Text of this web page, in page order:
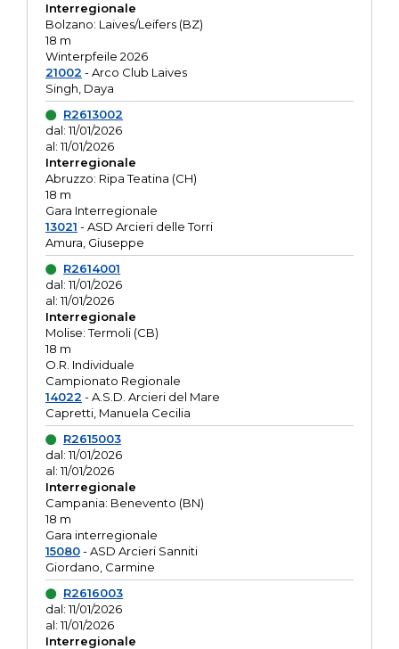
Interregionale
Bolzano: Laives/Leifers (BZ)
18 m
Winterpfeile 2026
21002 - Arco Club Laives
Singh, Daya
R2613002
dal: 11/01/2026
al: 11/01/2026
Interregionale
Abruzzo: Ripa Teatina (CH)
18 m
Gara Interregionale
13021 - ASD Arcieri delle Torri
Amura, Giuseppe
R2614001
dal: 11/01/2026
al: 11/01/2026
Interregionale
Molise: Termoli (CB)
18 m
O.R. Individuale
Campionato Regionale
14022 - A.S.D. Arcieri del Mare
Capretti, Manuela Cecilia
R2615003
dal: 11/01/2026
al: 11/01/2026
Interregionale
Campania: Benevento (BN)
18 m
Gara interregionale
15080- ASD Arcieri Sanniti
Giordano, Carmine
R2616003
dal: 11/01/2026
al: 11/01/2026
Interregionale